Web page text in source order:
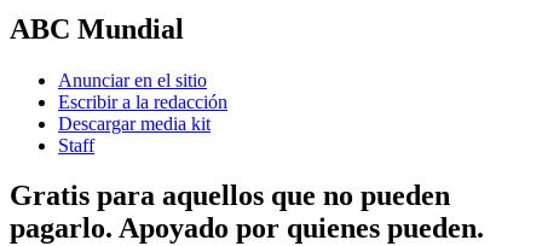
ABC Mundial
Anunciar en el sitio
Escribir a la redacción
Descargar media kit
Staff
Gratis para aquellos que no pueden
pagarlo. Apoyado por quienes pueden.